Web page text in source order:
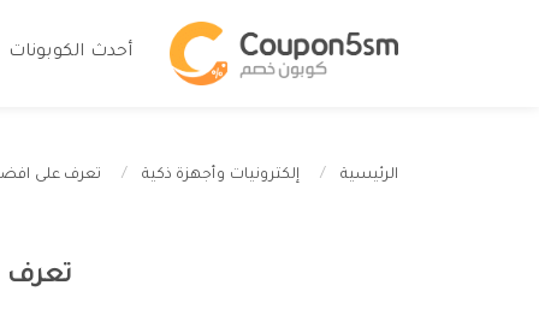
أحدث الكوبونات
الرئيسية إلكترونيات وأجهزة ذكية تعرف على افضل 5 حامي لشاشة التلفزيون
تعرف على افضل 5